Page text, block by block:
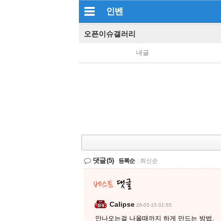
인벤
오픈이슈갤러리
내글
댓글(5) 등록순 최신순
Calipse 26-05-15 01:55
안나오는걸 나올때까지 하게 만드는 방법.